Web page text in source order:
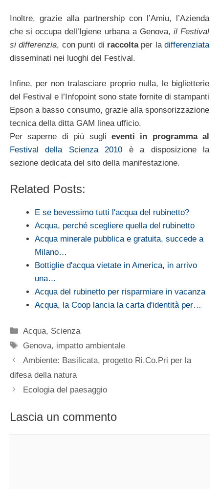
Inoltre, grazie alla partnership con l’Amiu, l’Azienda
che si occupa dell’Igiene urbana a Genova, il Festival
si differenzia, con punti di raccoltaper la differenziata
disseminati nei luoghi del Festival.
Infine, per non tralasciare proprio nulla, le biglietterie
del Festival e l’Infopoint sono state fornite di stampanti
Epson a basso consumo, grazie alla sponsorizzazione
tecnica della ditta GAM linea ufficio.
Per saperne di più sugli eventi in programma al
Festival della Scienza 2010 è a disposizione la
sezione dedicata del sito della manifestazione.
Related Posts:
E se bevessimo tutti l'acqua del rubinetto?
Acqua, perché scegliere quella del rubinetto
Acqua minerale pubblica e gratuita, succede a
Milano…
Bottiglie d'acqua vietate in America, in arrivo
una…
Acqua del rubinetto per risparmiare in vacanza
Acqua, la Coop lancia la carta d'identità per…
Categorie
Acqua, Scienza
Tag
Genova, impatto ambientale
Ambiente: Basilicata, progetto Ri.Co.Pri per la
difesa della natura
Ecologia del paesaggio
Lascia un commento